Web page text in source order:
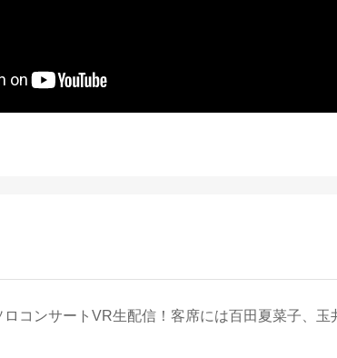
コンサートVR生配信！客席には百田夏菜子、玉